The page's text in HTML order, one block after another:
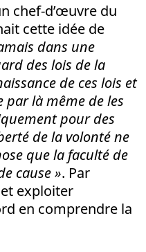
chef-d’œuvre du
cette idée de
dans une
des lois de la
de ces lois et
par là même de les
pour des
de la volonté ne
que la faculté de
cause». Par
exploiter
en comprendre la